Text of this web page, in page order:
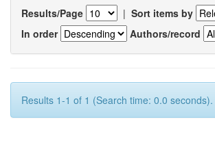
Results/Page | Sort items by
In order
Authors/record
Results 1-1 of 1 (Search time: 0.0 seconds).